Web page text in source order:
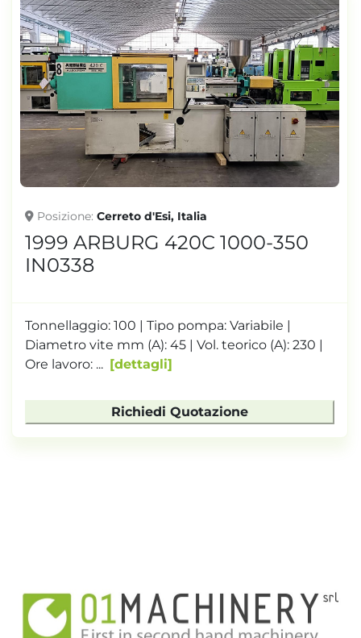
Posizione Cerreto d'Esi, Italia
1999 ARBURG 420C 1000-350
IN0338
Tonnellaggio: 100 | Tipo pompa: Variabile |
Diametro vite mm (A): 45 | Vol. teorico (A): 230 |
Ore lavoro: ...
dettagli
Richiedi Quotazione